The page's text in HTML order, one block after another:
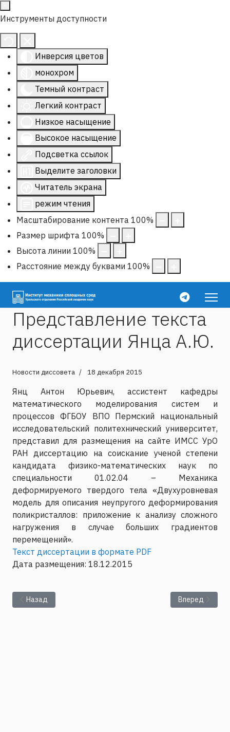
Инструменты доступности
Инверсия цветов
монохром
Темный контраст
Легкий контраст
Низкое насыщение
Высокое насыщение
Подсветка ссылок
Выделите заголовки
Читатель экрана
режим чтения
Масштабирование контента 100%
Размер шрифта 100%
Высота линии 100%
Расстояние между буквами 100%
Представление текста
диссертации Янца А.Ю.
Новости диссовета 18 декабря 2015
Янц Антон Юрьевич, ассистент кафедры
математического моделирования систем и
процессов ФГБОУ ВПО Пермский национальный
исследовательский политехнический университет,
представил для размещения на сайте ИМСС УрО
РАН диссертацию на соискание ученой степени
кандидата физико-математических наук по
специальности 01.02.04 – Механика
деформируемого твердого тела «Двухуровневая
модель для описания неупругого деформирования
поликристаллов: приложение к анализу сложного
нагружения в случае больших градиентов
перемещений».
Текст диссертации в формате PDF
Дата размещения: 18.12.2015
Предыдущий: Защита диссертации Самойловой А.Е. на
Назад Следующий:
Вперед